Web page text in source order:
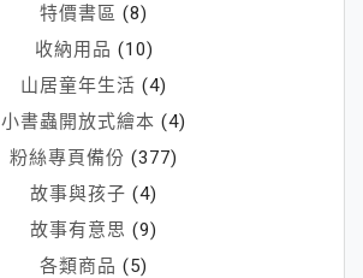
特價書區 (8)
收納用品 (10)
山居童年生活 (4)
小書蟲開放式繪本 (4)
粉絲專頁備份 (377)
故事與孩子 (4)
故事有意思 (9)
各類商品 (5)